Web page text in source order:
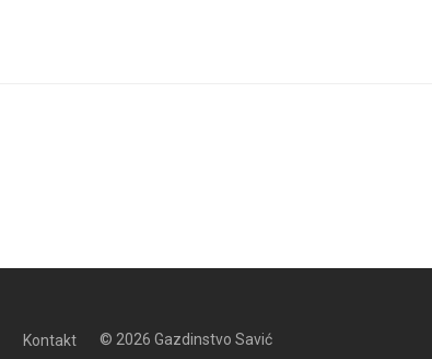
Kontakt © 2026 Gazdinstvo Savić